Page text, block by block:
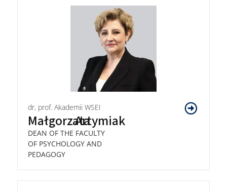
dr, prof. Akademii WSEI
MałgorzataArtymiak
DEAN OF THE FACULTY
OF PSYCHOLOGY AND
PEDAGOGY